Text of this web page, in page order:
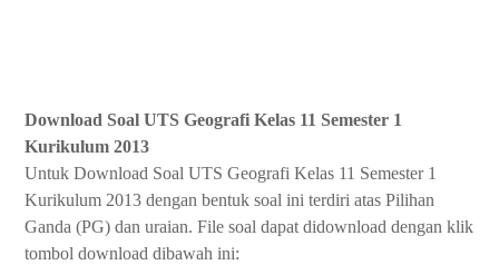
Download Soal UTS Geografi Kelas 11 Semester 1
Kurikulum 2013
Untuk Download Soal UTS Geografi Kelas 11 Semester 1
Kurikulum 2013 dengan bentuk soal ini terdiri atas Pilihan
Ganda (PG) dan uraian. File soal dapat didownload dengan klik
tombol download dibawah ini: